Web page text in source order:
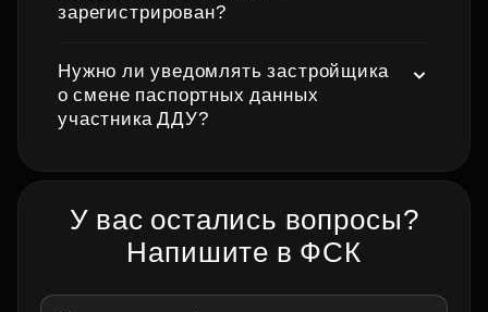
зарегистрирован?
Нужно ли уведомлять застройщика
о смене паспортных данных
участника ДДУ?
У вас остались вопросы?
Напишите в ФСК